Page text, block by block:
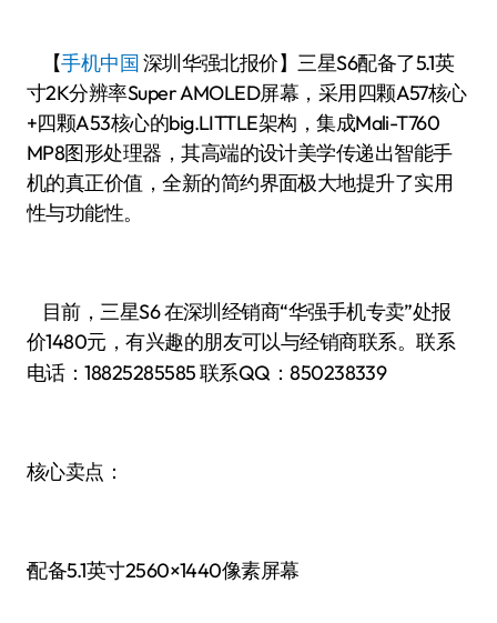
【手机中国深圳华强北报价】三星S6配备了5.1英
寸2K分辨率Super AMOLED屏幕，采用四颗A57核心
+四颗A53核心的big.LITTLE架构，集成Mali-T760
MP8图形处理器，其高端的设计美学传递出智能手
机的真正价值，全新的简约界面极大地提升了实用
性与功能性。
目前，三星S6 在深圳经销商“华强手机专卖”处报
价1480元，有兴趣的朋友可以与经销商联系。联系
电话：18825285585联系QQ：850238339
核心卖点：
·配备5.1英寸2560×1440像素屏幕